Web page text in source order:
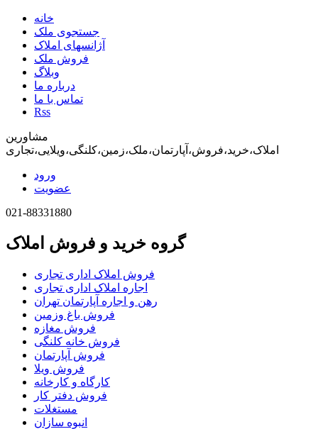
خانه
جستجوی ملک
آژانسهای املاک
فروش ملک
وبلاگ
درباره ما
تماس با ما
Rss
مشاورین
املاک،خرید،فروش،آپارتمان،ملک،زمین،کلنگی،ویلایی،تجاری
ورود
عضویت
021-88331880
گروه خرید و فروش املاک
فروش املاک اداری تجاری
اجاره املاک اداری تجاری
رهن و اجاره آپارتمان تهران
فروش باغ وزمین
فروش مغازه
فروش خانه کلنگی
فروش آپارتمان
فروش ویلا
کارگاه و کارخانه
فروش دفتر کار
مستغلات
انبوه سازان